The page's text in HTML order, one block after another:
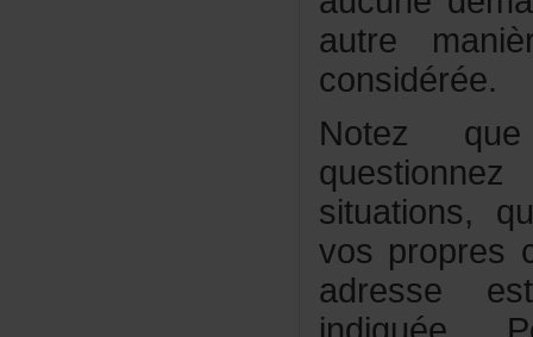
considérée.